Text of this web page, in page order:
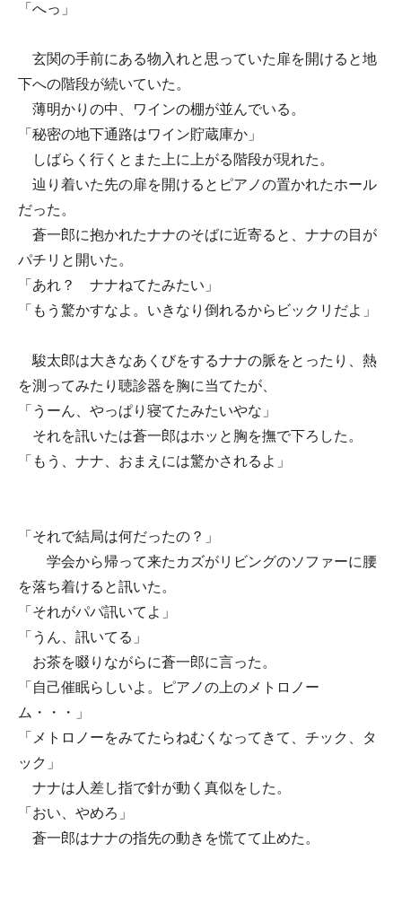
「へっ」
玄関の手前にある物入れと思っていた扉を開けると地
下への階段が続いていた。
薄明かりの中、ワインの棚が並んでいる。
「秘密の地下通路はワイン貯蔵庫か」
しばらく行くとまた上に上がる階段が現れた。
辿り着いた先の扉を開けるとピアノの置かれたホール
だった。
蒼一郎に抱かれたナナのそばに近寄ると、ナナの目が
パチリと開いた。
「あれ？ ナナねてたみたい」
「もう驚かすなよ。いきなり倒れるからビックリだよ」
駿太郎は大きなあくびをするナナの脈をとったり、熱
を測ってみたり聴診器を胸に当てたが、
「うーん、やっぱり寝てたみたいやな」
それを訊いたは蒼一郎はホッと胸を撫で下ろした。
「もう、ナナ、おまえには驚かされるよ」
「それで結局は何だったの？」
学会から帰って来たカズがリビングのソファーに腰
を落ち着けると訊いた。
「それがパパ訊いてよ」
「うん、訊いてる」
お茶を啜りながらに蒼一郎に言った。
「自己催眠らしいよ。ピアノの上のメトロノー
ム・・・」
「メトロノーをみてたらねむくなってきて、チック、タ
ック」
ナナは人差し指で針が動く真似をした。
「おい、やめろ」
蒼一郎はナナの指先の動きを慌てて止めた。